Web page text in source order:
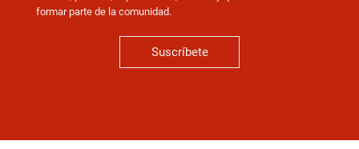
formar parte de la comunidad.
Suscríbete